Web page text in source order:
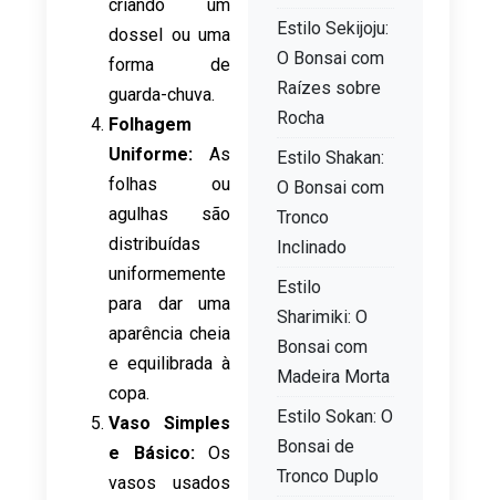
Estilo Sekijoju:
O Bonsai com
Raízes sobre
Rocha
Estilo Shakan:
O Bonsai com
Tronco
Inclinado
Estilo
Sharimiki: O
Bonsai com
Madeira Morta
Estilo Sokan: O
Bonsai de
Tronco Duplo
criando um
dossel ou uma
forma de
guarda-chuva.
Folhagem
Uniforme: As
folhas ou
agulhas são
distribuídas
uniformemente
para dar uma
aparência cheia
e equilibrada à
copa.
Vaso Simples
e Básico:Os
vasos usados